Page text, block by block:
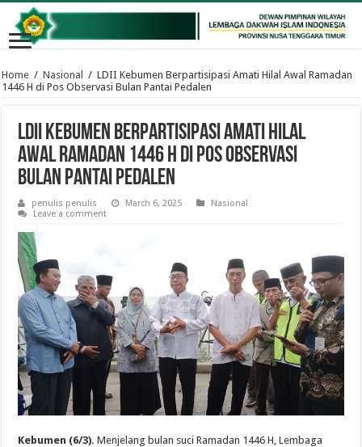
Home / Nasional / LDII Kebumen Berpartisipasi Amati Hilal Awal Ramadan
1446 H di Pos Observasi Bulan Pantai Pedalen
LDII Kebumen Berpartisipasi Amati Hilal
Awal Ramadan 1446 H di Pos Observasi
Bulan Pantai Pedalen
penulis penulis March 6, 2025
Nasional
Leave a comment
Kebumen (6/3). Menjelang bulan suci Ramadan 1446 H, Lembaga